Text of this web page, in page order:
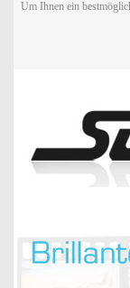
Um Ihnen ein